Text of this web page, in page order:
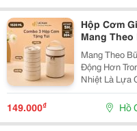
Hộp Cơm
Mang Theo
Mang Theo
Động Hơn
Nhiệt Là Lựa
Đi Làm Hoặc
Xếp Và
149.000₫ Hồ